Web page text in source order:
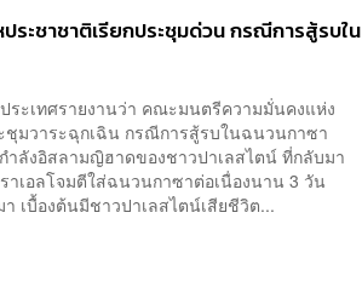
ะชาชาติเรียกประชุมด่วน กรณีการสู้รบใน
ระเทศรายงานว่า คณะมนตรีความมั่นคงแห่ง
ชุมวาระฉุกเฉิน กรณีการสู้รบในฉนวนกาซา
ำลังอิสลามญิฮาดของชาวปาเลสไตน์ ที่กลับมา
เอลโจมตีใส่ฉนวนกาซาต่อเนื่องนาน 3 วัน
เบื้องต้นมีชาวปาเลสไตน์เสียชีวิต...